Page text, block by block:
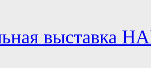
выставка